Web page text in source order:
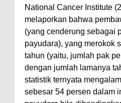
National Cancer Institute
melaporkan bahwa
(yang cenderung sebagai
payudara), yang merokok
tahun (yaitu, jumlah pak
dengan jumlah lamanya
statistik ternyata
sebesar 54 persen dalam